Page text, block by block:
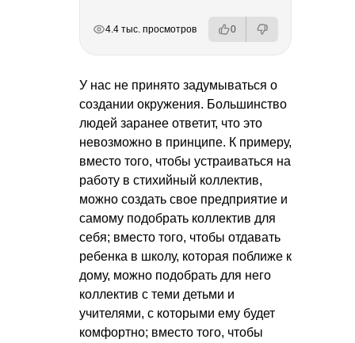
4.4 тыс. просмотров 0
У нас не принято задумываться о
создании окружения. Большинство
людей заранее ответит, что это
невозможно в принципе. К примеру,
вместо того, чтобы устраиваться на
работу в стихийный коллектив,
можно создать свое предприятие и
самому подобрать коллектив для
себя; вместо того, чтобы отдавать
ребенка в школу, которая поближе к
дому, можно подобрать для него
коллектив с теми детьми и
учителями, с которыми ему будет
комфортно; вместо того, чтобы